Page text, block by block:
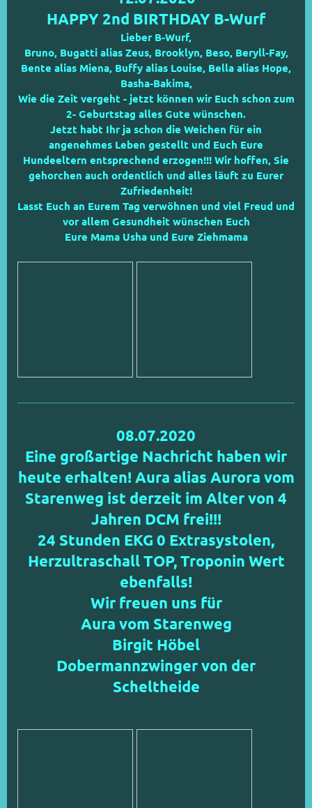
HAPPY 2nd BIRTHDAY B-Wurf
Lieber B-Wurf,
Bruno, Bugatti alias Zeus, Brooklyn, Beso, Beryll-Fay,
Bente alias Miena, Buffy alias Louise, Bella alias Hope,
Basha-Bakima,
Wie die Zeit vergeht - jetzt können wir Euch schon zum
2- Geburtstag alles Gute wünschen.
Jetzt habt Ihr ja schon die Weichen für ein
angenehmes Leben gestellt und Euch Eure
Hundeeltern entsprechend erzogen!!! Wir hoffen, Sie
gehorchen auch ordentlich und alles läuft zu Eurer
Zufriedenheit!
Lasst Euch an Eurem Tag verwöhnen und viel Freud und
vor allem Gesundheit wünschen Euch
Eure Mama Usha und Eure Ziehmama
08.07.2020
Eine großartige Nachricht haben wir
heute erhalten! Aura alias Aurora vom
Starenweg ist derzeit im Alter von 4
Jahren DCM frei!!!
24 Stunden EKG 0 Extrasystolen,
Herzultraschall TOP, Troponin Wert
ebenfalls!
Wir freuen uns für
Aura vom Starenweg
Birgit Höbel
Dobermannzwinger von der
Scheltheide